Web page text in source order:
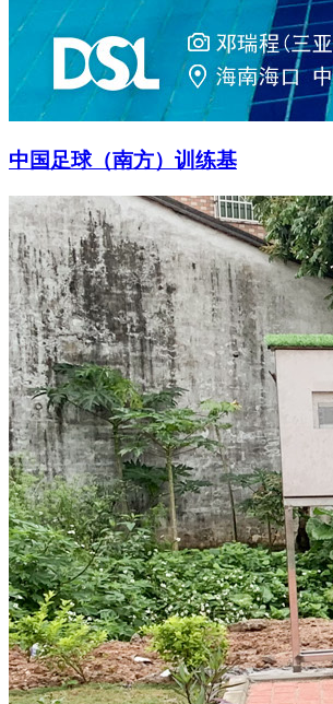
中国足球（南方）训练基